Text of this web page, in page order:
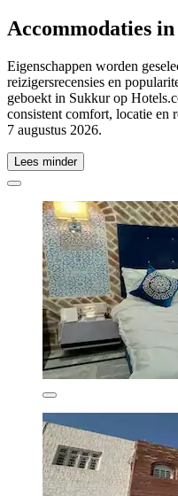
Accommodaties
Eigenschappen worden
reizigersrecensies en
geboekt in Sukkur op
consistent comfort, locatie en
7 augustus 2026.
Lees minder